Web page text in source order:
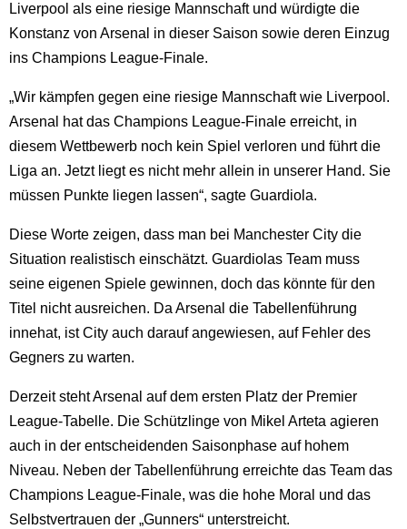
Liverpool als eine riesige Mannschaft und würdigte die
Konstanz von Arsenal in dieser Saison sowie deren Einzug
ins Champions League-Finale.
„Wir kämpfen gegen eine riesige Mannschaft wie Liverpool.
Arsenal hat das Champions League-Finale erreicht, in
diesem Wettbewerb noch kein Spiel verloren und führt die
Liga an. Jetzt liegt es nicht mehr allein in unserer Hand. Sie
müssen Punkte liegen lassen“, sagte Guardiola.
Diese Worte zeigen, dass man bei Manchester City die
Situation realistisch einschätzt. Guardiolas Team muss
seine eigenen Spiele gewinnen, doch das könnte für den
Titel nicht ausreichen. Da Arsenal die Tabellenführung
innehat, ist City auch darauf angewiesen, auf Fehler des
Gegners zu warten.
Derzeit steht Arsenal auf dem ersten Platz der Premier
League-Tabelle. Die Schützlinge von Mikel Arteta agieren
auch in der entscheidenden Saisonphase auf hohem
Niveau. Neben der Tabellenführung erreichte das Team das
Champions League-Finale, was die hohe Moral und das
Selbstvertrauen der „Gunners“ unterstreicht.